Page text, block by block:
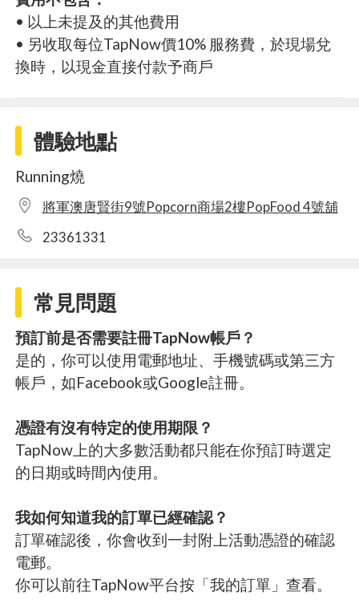
• 以上未提及的其他費用
• 另收取每位TapNow價10% 服務費，於現場兌
換時，以現金直接付款予商戶
體驗地點
Running燒
將軍澳唐賢街9號Popcorn商場2樓PopFood 4號舖
23361331
常見問題
預訂前是否需要註冊TapNow帳戶？
是的，你可以使用電郵地址、手機號碼或第三方
帳戶，如Facebook或Google註冊。
憑證有沒有特定的使用期限？
TapNow上的大多數活動都只能在你預訂時選定
的日期或時間內使用。
我如何知道我的訂單已經確認？
訂單確認後，你會收到一封附上活動憑證的確認
電郵。
你可以前往TapNow平台按「我的訂單」查看。